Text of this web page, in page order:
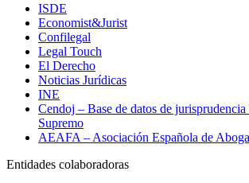
ISDE
Economist&Jurist
Confilegal
Legal Touch
El Derecho
Noticias Jurídicas
INE
Cendoj – Base de datos de
Supremo
AEAFA – Asociación Española de
Entidades colaboradoras